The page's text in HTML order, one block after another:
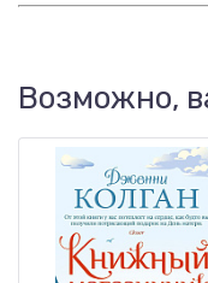
Возможно,